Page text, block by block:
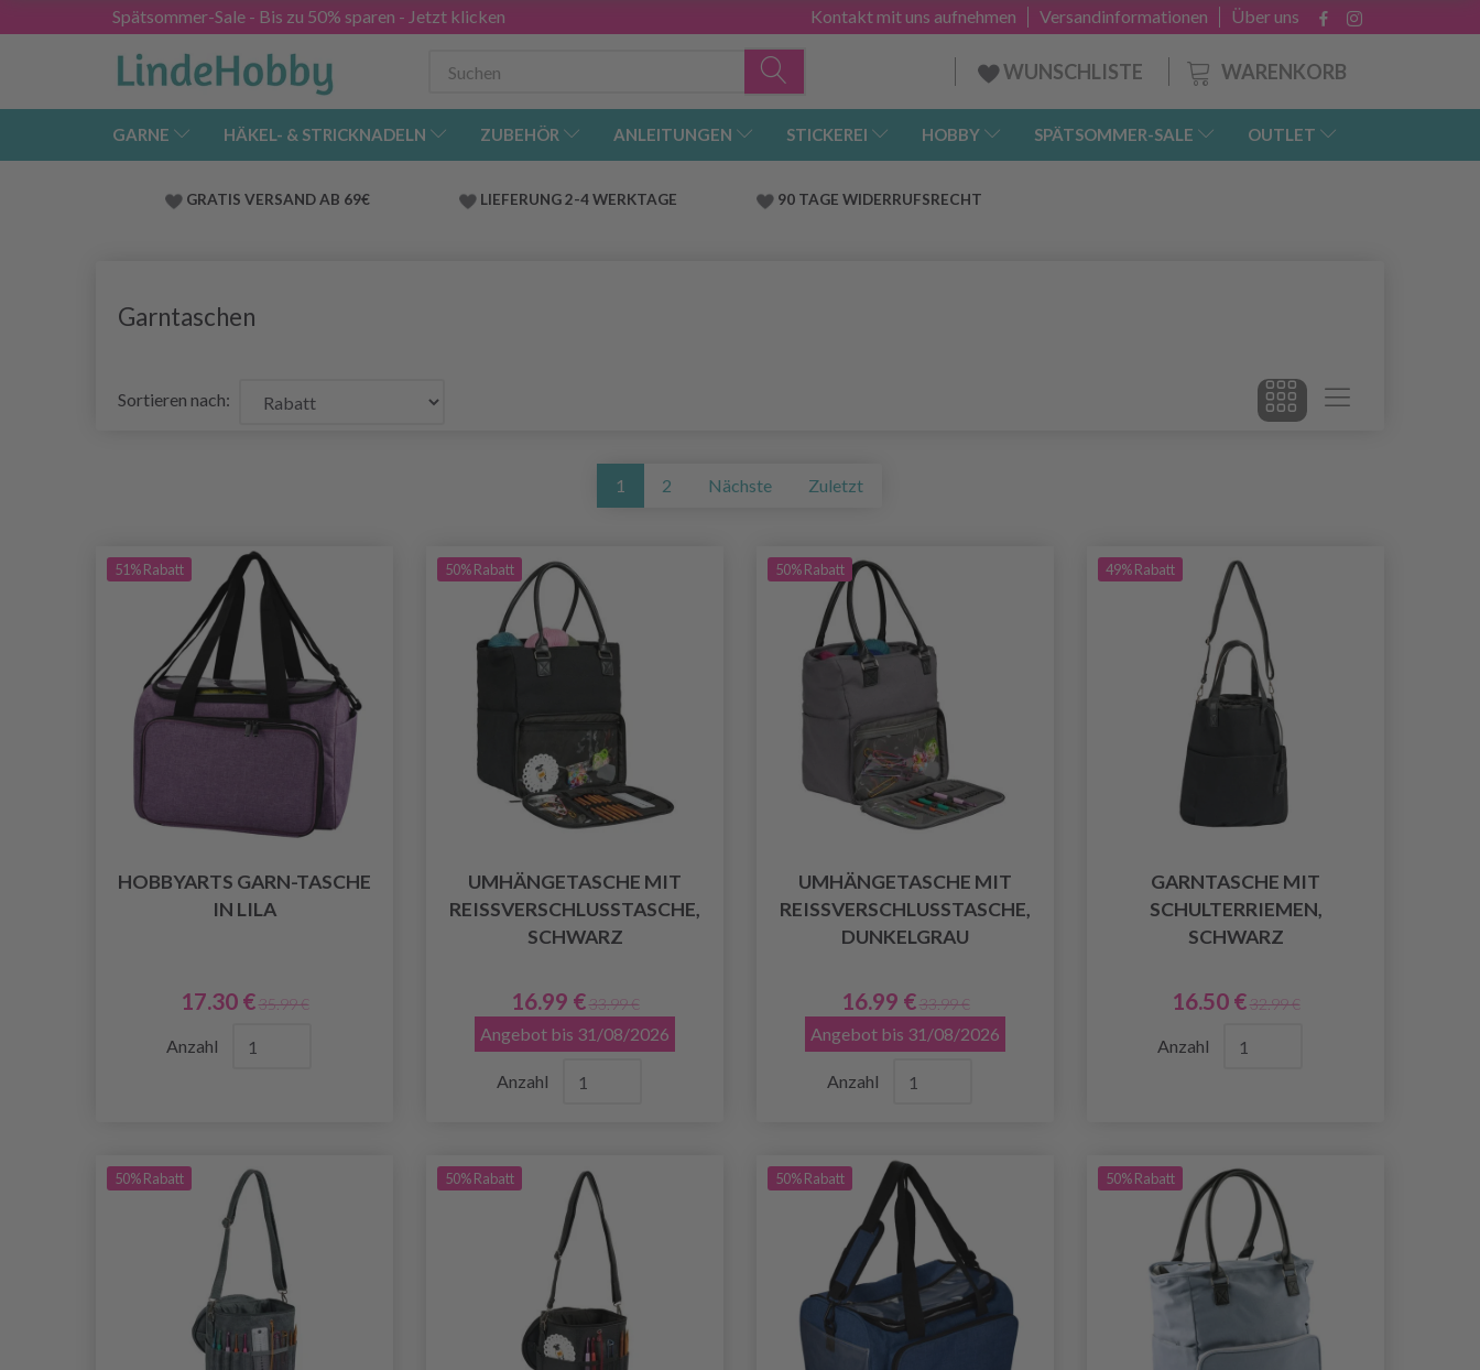
Spätsommer-Sale - Bis zu 50% sparen - Jetzt klicken Über uns
Versandinformationen
Kontakt mit uns aufnehmen
WARENKORB
WUNSCHLISTE
GARNE HÄKEL- & STRICKNADELN ZUBEHÖR ANLEITUNGEN STICKEREI HOBBY SPÄTSOMMER-SALE OUTLET
GRATIS VERSAND AB 69€ LIEFERUNG 2-4 WERKTAGE 90 TAGE WIDERRUFSRECHT
Garntaschen
Sortieren nach:
1 2 Nächste Zuletzt
51% Rabatt
HOBBYARTS GARN-TASCHE
IN LILA
17.30 € 35.99 €
Anzahl
50% Rabatt
UMHÄNGETASCHE MIT
REISSVERSCHLUSSTASCHE, S
CHWARZ
16.99 € 33.99 €
Angebot bis 31/08/2026
Anzahl
50% Rabatt
UMHÄNGETASCHE MIT
REISSVERSCHLUSSTASCHE, D
UNKELGRAU
16.99 € 33.99 €
Angebot bis 31/08/2026
Anzahl
49% Rabatt
GARNTASCHE MIT
SCHULTERRIEMEN,
SCHWARZ
16.50 € 32.99 €
Anzahl
50% Rabatt 50% Rabatt 50% Rabatt 50% Rabatt